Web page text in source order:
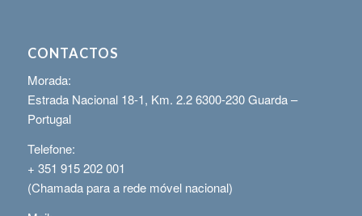
CONTACTOS
Morada:
Estrada Nacional 18-1, Km. 2.2 6300-230 Guarda –
Portugal
Telefone:
+ 351 915 202 001
(Chamada para a rede móvel nacional)